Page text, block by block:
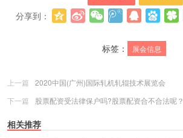
分享到：
标签：
展会信息
上一篇
2020中国(广州)国际轧机轧辊技术展览会
下一篇
股票配资受法律保户吗?股票配资合不合法呢？
相关推荐